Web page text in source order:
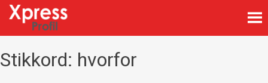
Skip
content
Stikkord: hvorfor